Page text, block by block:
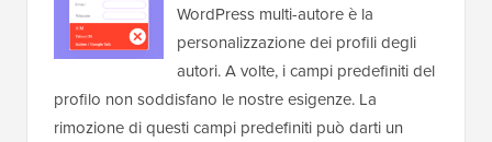
WordPress multi-autore è la
personalizzazione dei profili degli
autori. A volte, i campi predefiniti del
profilo non soddisfano le nostre esigenze. La
rimozione di questi campi predefiniti può darti un